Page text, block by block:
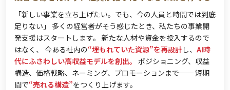
「新しい事業を立ち上げたい。でも、今の人員と時間では到底
足りない」 多くの経営者がそう感じたとき、私たちの事業開
発支援はスタートします。 新たな人材や資金を投入するので
はなく、 今ある社内の“埋もれていた資源”を再設計し、 AI時
代にふさわしい高収益モデルを創出。 ポジショニング、収益
構造、価格戦略、ネーミング、プロモーションまで── 短期
間で“売れる構造”をつくり上げます。